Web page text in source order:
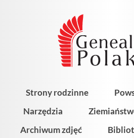
Strony rodzinne
Narzędzia
Archiwum zdjęć